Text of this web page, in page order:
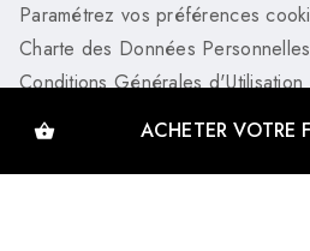
shopping_basket ACHETER VOTRE
Paramétrez vos préférences
Charte des Données Personnelles
Conditions Générales d'Utilisation
Charte de référencement